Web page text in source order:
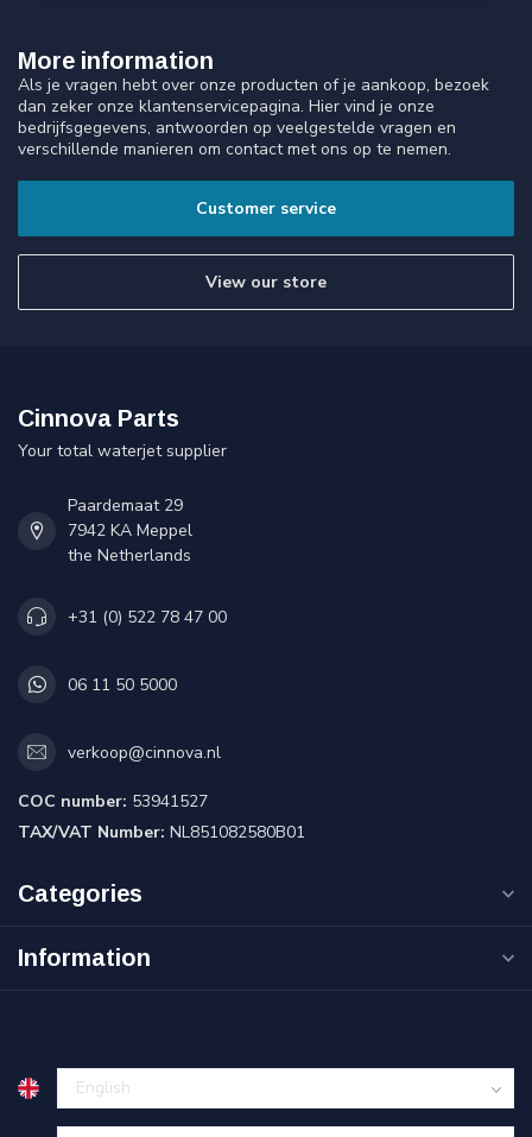
More information
Als je vragen hebt over onze producten of je aankoop, bezoek
dan zeker onze klantenservicepagina. Hier vind je onze
bedrijfsgegevens, antwoorden op veelgestelde vragen en
verschillende manieren om contact met ons op te nemen.
Customer service
View our store
Cinnova Parts
Your total waterjet supplier
Paardemaat 29
7942 KA Meppel
the Netherlands
+31 (0) 522 78 47 00
06 11 50 5000
verkoop@cinnova.nl
COC number: 53941527
TAX/VAT Number: NL851082580B01
Categories
Information